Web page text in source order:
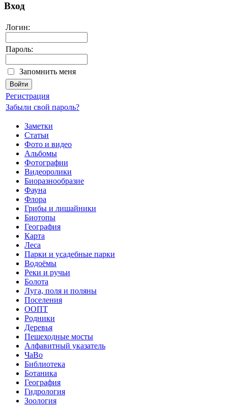
Вход
Логин:
Пароль:
Запомнить меня
Регистрация
Забыли свой пароль?
Заметки
Статьи
Фото и видео
Альбомы
Фотографии
Видеоролики
Биоразнообразие
Фауна
Флора
Грибы и лишайники
Биотопы
География
Карта
Леса
Парки и усадебные парки
Водоёмы
Реки и ручьи
Болота
Луга, поля и поляны
Поселения
ООПТ
Родники
Деревья
Пешеходные мосты
Алфавитный указатель
ЧаВо
Библиотека
Ботаника
География
Гидрология
Зоология